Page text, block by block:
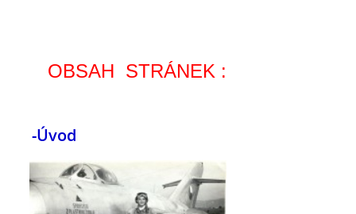
OBSAH STRÁNEK :
-Úvod